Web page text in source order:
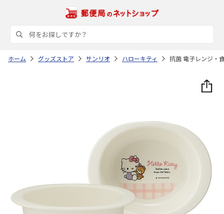
ホーム グッズストア サンリオ ハローキティ 抗菌 電子レンジ・